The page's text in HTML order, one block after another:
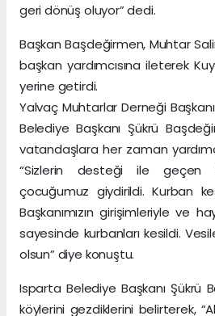
geri dönüş oluyor” dedi.
Başkan Başdeğirmen, Muhtar
başkan yardımcısına ileterek
yerine getirdi.
Yalvaç Muhtarlar Derneği
Belediye Başkanı Şükrü
vatandaşlara her zaman
“Sizlerin desteği ile geçen
çocuğumuz giydirildi. Kurban
Başkanımızın girişimleriyle ve
sayesinde kurbanları kesildi.
olsun” diye konuştu.
Isparta Belediye Başkanı Şükrü
köylerini gezdiklerini belirterek,